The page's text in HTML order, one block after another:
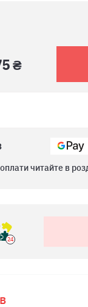
₴
читайте в
24